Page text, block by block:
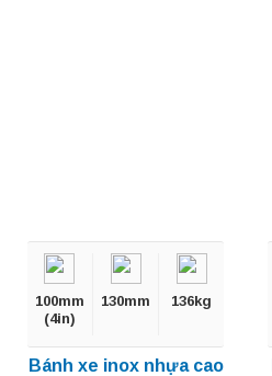
100mm
(4in)
130mm 136kg
Bánh xe inox nhựa cao